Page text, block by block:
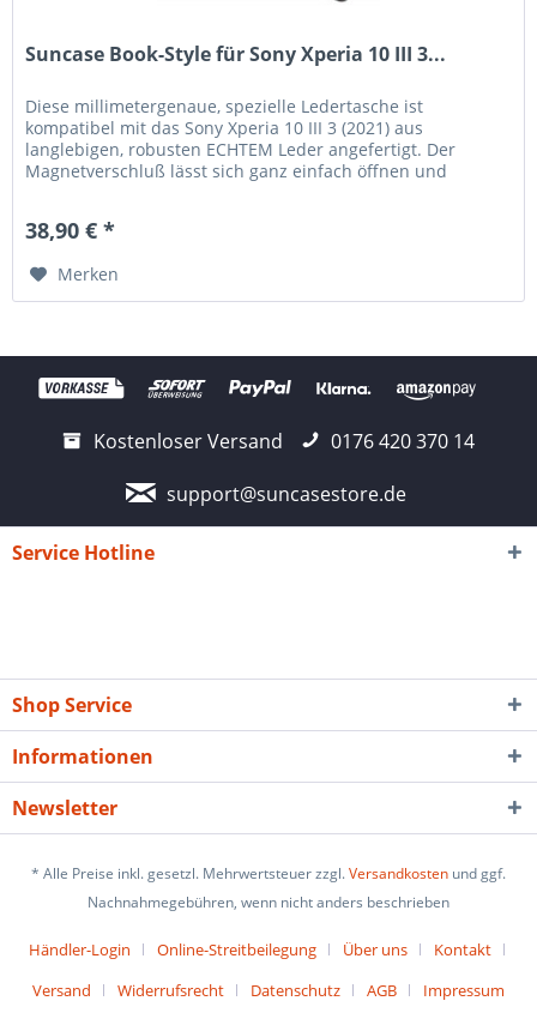
Suncase Book-Style für Sony Xperia 10 III 3...
Diese millimetergenaue, spezielle Ledertasche ist
kompatibel mit das Sony Xperia 10 III 3 (2021) aus
langlebigen, robusten ECHTEM Leder angefertigt. Der
Magnetverschluß lässt sich ganz einfach öffnen und
38,90 € *
Merken
Kostenloser Versand
0176 420 370 14
support@suncasestore.de
Service Hotline
Shop Service
Informationen
Newsletter
* Alle Preise inkl. gesetzl. Mehrwertsteuer zzgl.Versandkosten und ggf.
Nachnahmegebühren, wenn nicht anders beschrieben
Händler-Login Online-Streitbeilegung Über uns
Kontakt
Versand
Widerrufsrecht Datenschutz AGB Impressum